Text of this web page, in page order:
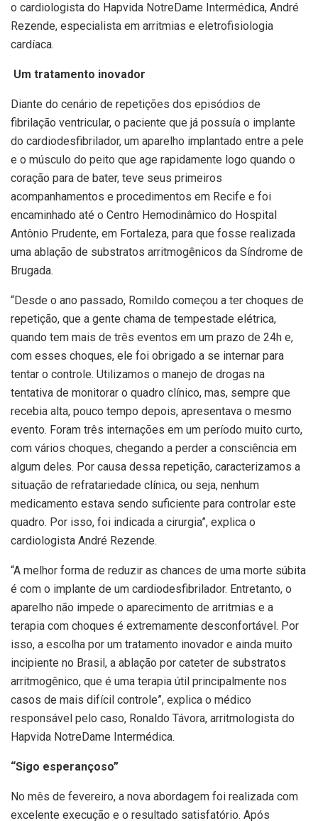
o cardiologista do Hapvida NotreDame Intermédica, André
Rezende, especialista em arritmias e eletrofisiologia
cardíaca.
Um tratamento inovador
Diante do cenário de repetições dos episódios de
fibrilação ventricular, o paciente que já possuía o implante
do cardiodesfibrilador, um aparelho implantado entre a pele
e o músculo do peito que age rapidamente logo quando o
coração para de bater, teve seus primeiros
acompanhamentos e procedimentos em Recife e foi
encaminhado até o Centro Hemodinâmico do Hospital
Antônio Prudente, em Fortaleza, para que fosse realizada
uma ablação de substratos arritmogênicos da Síndrome de
Brugada.
“Desde o ano passado, Romildo começou a ter choques de
repetição, que a gente chama de tempestade elétrica,
quando tem mais de três eventos em um prazo de 24h e,
com esses choques, ele foi obrigado a se internar para
tentar o controle. Utilizamos o manejo de drogas na
tentativa de monitorar o quadro clínico, mas, sempre que
recebia alta, pouco tempo depois, apresentava o mesmo
evento. Foram três internações em um período muito curto,
com vários choques, chegando a perder a consciência em
algum deles. Por causa dessa repetição, caracterizamos a
situação de refratariedade clínica, ou seja, nenhum
medicamento estava sendo suficiente para controlar este
quadro. Por isso, foi indicada a cirurgia”, explica o
cardiologista André Rezende.
“A melhor forma de reduzir as chances de uma morte súbita
é com o implante de um cardiodesfibrilador. Entretanto, o
aparelho não impede o aparecimento de arritmias e a
terapia com choques é extremamente desconfortável. Por
isso, a escolha por um tratamento inovador e ainda muito
incipiente no Brasil, a ablação por cateter de substratos
arritmogênico, que é uma terapia útil principalmente nos
casos de mais difícil controle”, explica o médico
responsável pelo caso, Ronaldo Távora, arritmologista do
Hapvida NotreDame Intermédica.
“Sigo esperançoso”
No mês de fevereiro, a nova abordagem foi realizada com
excelente execução e o resultado satisfatório. Após